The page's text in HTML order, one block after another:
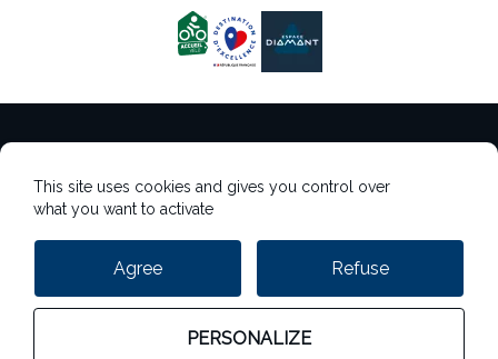
Gestion des cookies
StudioJuillet
This site uses cookies and gives you control over
what you want to activate
Agree Refuse
PERSONALIZE